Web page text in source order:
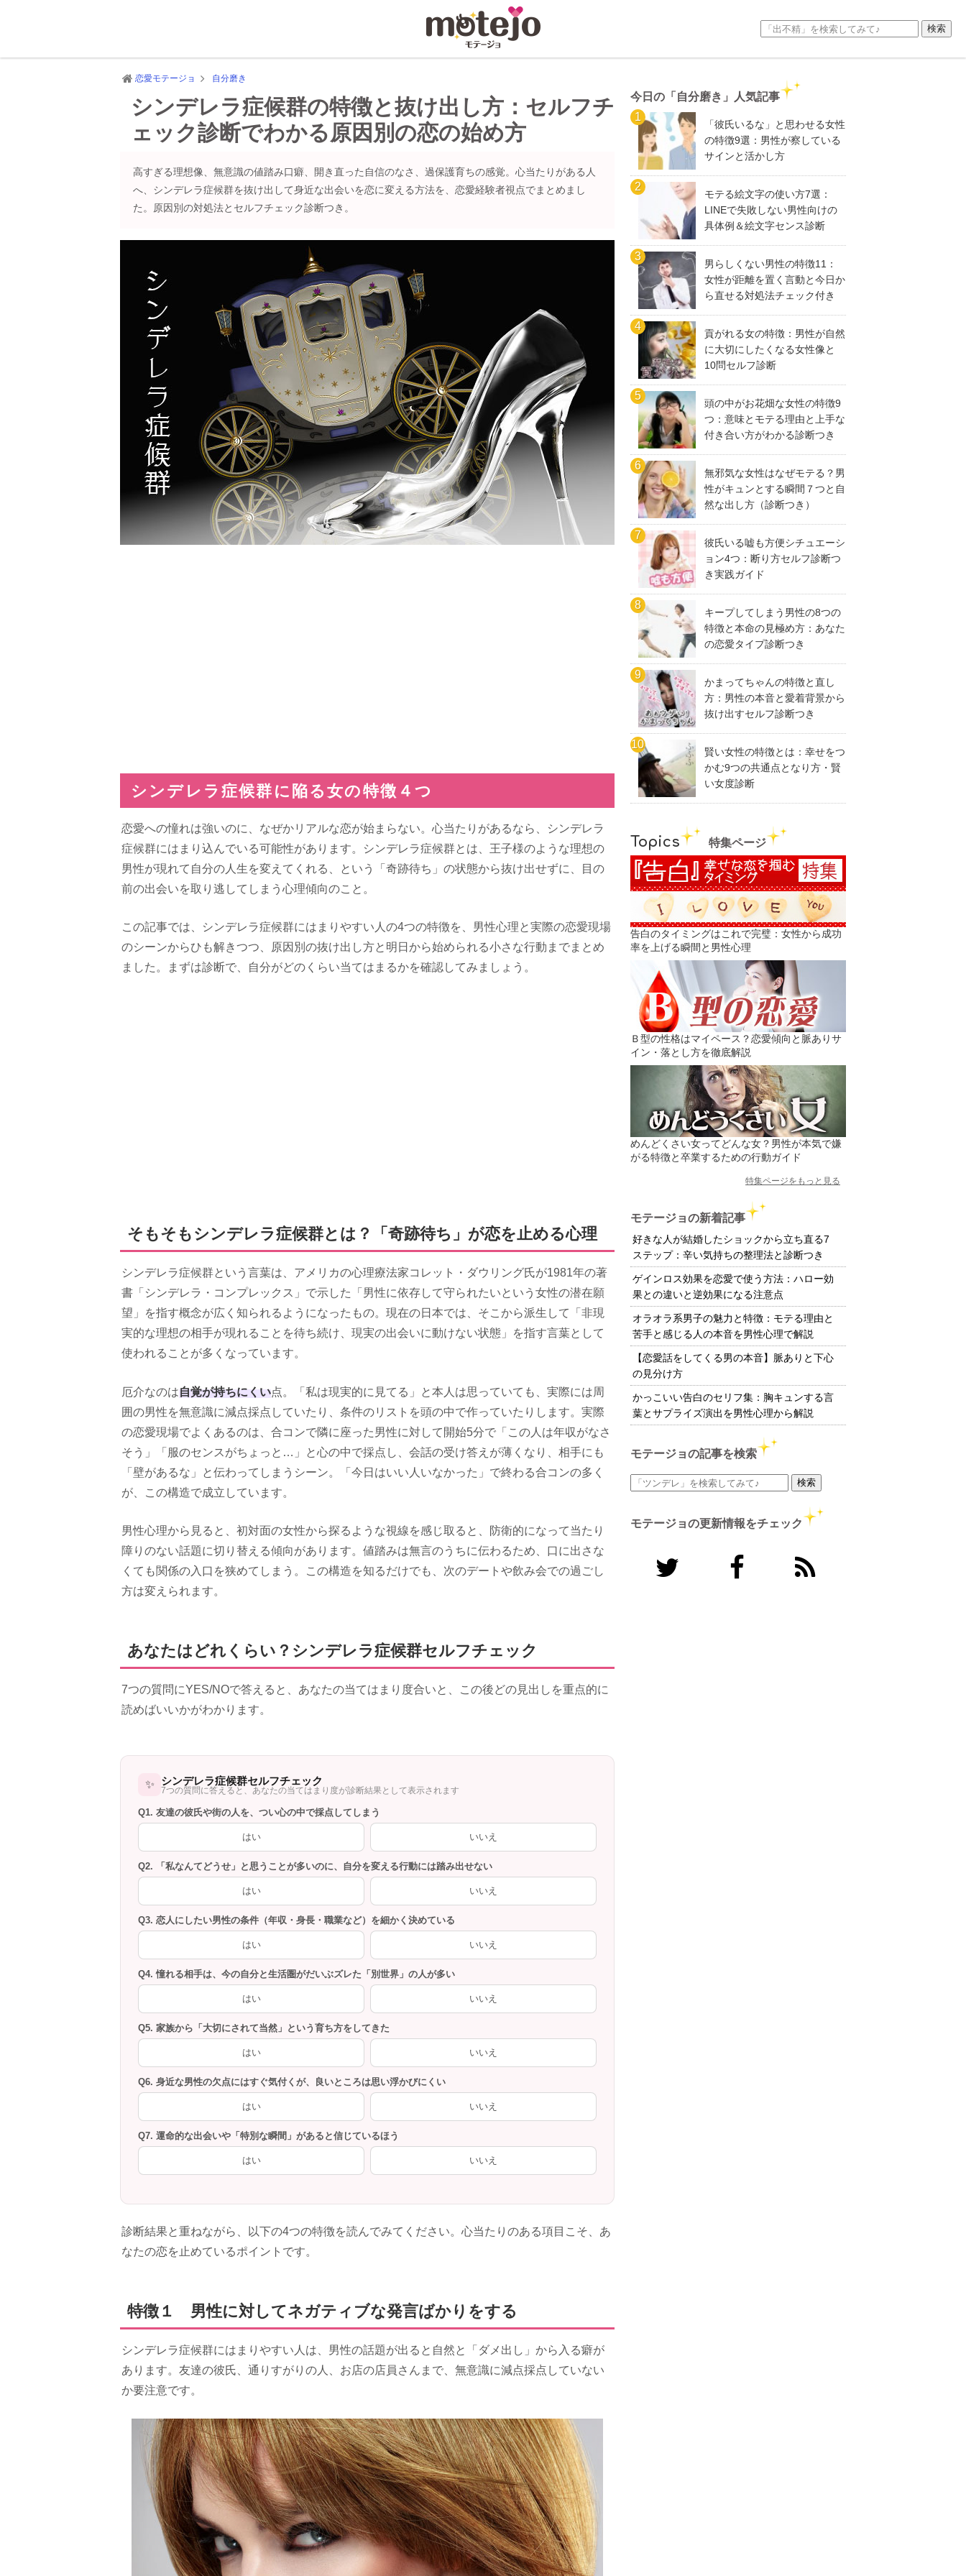
恋愛モテージョ 自分磨き
シンデレラ症候群の特徴と抜け出し方：セルフチ
ェック診断でわかる原因別の恋の始め方
高すぎる理想像、無意識の値踏み口癖、開き直った自信のなさ、過保護育ちの感覚。心当たりがある人
へ、シンデレラ症候群を抜け出して身近な出会いを恋に変える方法を、恋愛経験者視点でまとめまし
た。原因別の対処法とセルフチェック診断つき。
シンデレラ症候群に陥る女の特徴４つ
恋愛への憧れは強いのに、なぜかリアルな恋が始まらない。心当たりがあるなら、シンデレラ
症候群にはまり込んでいる可能性があります。シンデレラ症候群とは、王子様のような理想の
男性が現れて自分の人生を変えてくれる、という「奇跡待ち」の状態から抜け出せずに、目の
前の出会いを取り逃してしまう心理傾向のこと。
この記事では、シンデレラ症候群にはまりやすい人の4つの特徴を、男性心理と実際の恋愛現場
のシーンからひも解きつつ、原因別の抜け出し方と明日から始められる小さな行動までまとめ
ました。まずは診断で、自分がどのくらい当てはまるかを確認してみましょう。
そもそもシンデレラ症候群とは？「奇跡待ち」が恋を止める心理
シンデレラ症候群という言葉は、アメリカの心理療法家コレット・ダウリング氏が1981年の著
書「シンデレラ・コンプレックス」で示した「男性に依存して守られたいという女性の潜在願
望」を指す概念が広く知られるようになったもの。現在の日本では、そこから派生して「非現
実的な理想の相手が現れることを待ち続け、現実の出会いに動けない状態」を指す言葉として
使われることが多くなっています。
厄介なのは自覚が持ちにくい点。「私は現実的に見てる」と本人は思っていても、実際には周
囲の男性を無意識に減点採点していたり、条件のリストを頭の中で作っていたりします。実際
の恋愛現場でよくあるのは、合コンで隣に座った男性に対して開始5分で「この人は年収がなさ
そう」「服のセンスがちょっと…」と心の中で採点し、会話の受け答えが薄くなり、相手にも
「壁があるな」と伝わってしまうシーン。「今日はいい人いなかった」で終わる合コンの多く
が、この構造で成立しています。
男性心理から見ると、初対面の女性から探るような視線を感じ取ると、防衛的になって当たり
障りのない話題に切り替える傾向があります。値踏みは無言のうちに伝わるため、口に出さな
くても関係の入口を狭めてしまう。この構造を知るだけでも、次のデートや飲み会での過ごし
方は変えられます。
あなたはどれくらい？シンデレラ症候群セルフチェック
7つの質問にYES/NOで答えると、あなたの当てはまり度合いと、この後どの見出しを重点的に
読めばいいかがわかります。
✨ シンデレラ症候群セルフチェック
7つの質問に答えると、あなたの当てはまり度が診断結果として表示されます
Q1. 友達の彼氏や街の人を、つい心の中で採点してしまう
はい いいえ
Q2. 「私なんてどうせ」と思うことが多いのに、自分を変える行動には踏み出せない
はい いいえ
Q3. 恋人にしたい男性の条件（年収・身長・職業など）を細かく決めている
はい いいえ
Q4. 憧れる相手は、今の自分と生活圏がだいぶズレた「別世界」の人が多い
はい いいえ
Q5. 家族から「大切にされて当然」という育ち方をしてきた
はい いいえ
Q6. 身近な男性の欠点にはすぐ気付くが、良いところは思い浮かびにくい
はい いいえ
Q7. 運命的な出会いや「特別な瞬間」があると信じているほう
はい いいえ
診断結果と重ねながら、以下の4つの特徴を読んでみてください。心当たりのある項目こそ、あ
なたの恋を止めているポイントです。
特徴１ 男性に対してネガティブな発言ばかりをする
シンデレラ症候群にはまりやすい人は、男性の話題が出ると自然と「ダメ出し」から入る癖が
あります。友達の彼氏、通りすがりの人、お店の店員さんまで、無意識に減点採点していない
か要注意です。
今日の「自分磨き」人気記事
「彼氏いるな」と思わせる女性
の特徴9選：男性が察している
サインと活かし方
モテる絵文字の使い方7選：
LINEで失敗しない男性向けの
具体例＆絵文字センス診断
男らしくない男性の特徴11：
女性が距離を置く言動と今日か
ら直せる対処法チェック付き
貢がれる女の特徴：男性が自然
に大切にしたくなる女性像と
10問セルフ診断
頭の中がお花畑な女性の特徴9
つ：意味とモテる理由と上手な
付き合い方がわかる診断つき
無邪気な女性はなぜモテる？男
性がキュンとする瞬間７つと自
然な出し方（診断つき）
彼氏いる嘘も方便シチュエーシ
ョン4つ：断り方セルフ診断つ
き実践ガイド
キープしてしまう男性の8つの
特徴と本命の見極め方：あなた
の恋愛タイプ診断つき
かまってちゃんの特徴と直し
方：男性の本音と愛着背景から
抜け出すセルフ診断つき
賢い女性の特徴とは：幸せをつ
かむ9つの共通点となり方・賢
い女度診断
Topics 特集ページ
告白のタイミングはこれで完璧：女性から成功
率を上げる瞬間と男性心理
Ｂ型の性格はマイペース？恋愛傾向と脈ありサ
イン・落とし方を徹底解説
めんどくさい女ってどんな女？男性が本気で嫌
がる特徴と卒業するための行動ガイド
特集ページをもっと見る
モテージョの新着記事
好きな人が結婚したショックから立ち直る7
ステップ：辛い気持ちの整理法と診断つき
ゲインロス効果を恋愛で使う方法：ハロー効
果との違いと逆効果になる注意点
オラオラ系男子の魅力と特徴：モテる理由と
苦手と感じる人の本音を男性心理で解説
【恋愛話をしてくる男の本音】脈ありと下心
の見分け方
かっこいい告白のセリフ集：胸キュンする言
葉とサプライズ演出を男性心理から解説
モテージョの記事を検索
モテージョの更新情報をチェック